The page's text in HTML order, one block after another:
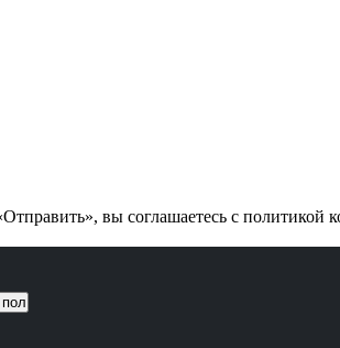
вы соглашаетесь с политикой